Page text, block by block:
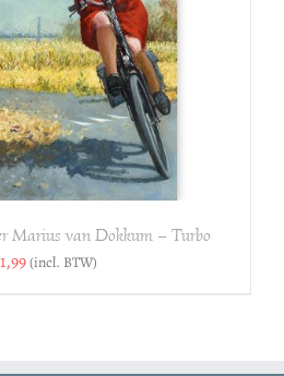
Marius van Dokkum – Turbo
(incl. BTW)